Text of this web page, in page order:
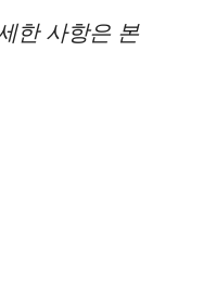
한 사항은 본